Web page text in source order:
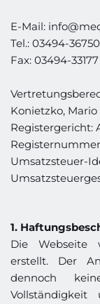
E-Mail:
Tel.: 03494-36750
Fax: 03494-33177
Konietzko, Mario
Registergericht:
Umsatzsteuer-
1.
Die Webseite
erstellt. Der
dennoch